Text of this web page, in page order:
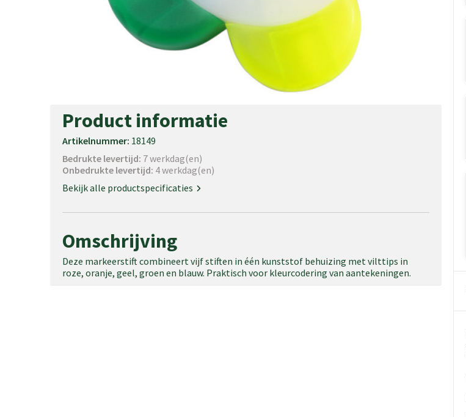
Product informatie
Artikelnummer: 18149
Bedrukte levertijd: 7 werkdag(en)
Onbedrukte levertijd: 4 werkdag(en)
Bekijk alle productspecificaties
Omschrijving
Deze markeerstift combineert vijf stiften in één kunststof behuizing met vilttips in
roze, oranje, geel, groen en blauw. Praktisch voor kleurcodering van aantekeningen.